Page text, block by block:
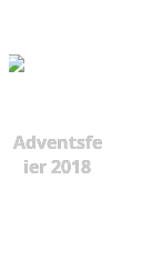
Adventsfe
ier 2018